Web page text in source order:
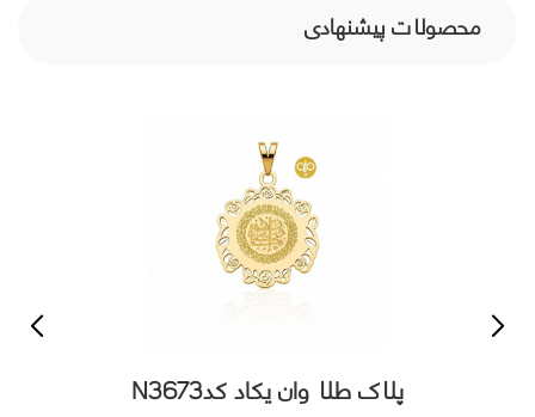
محصولات پیشنهادی
پلاک طلا وان یکاد کدN3673